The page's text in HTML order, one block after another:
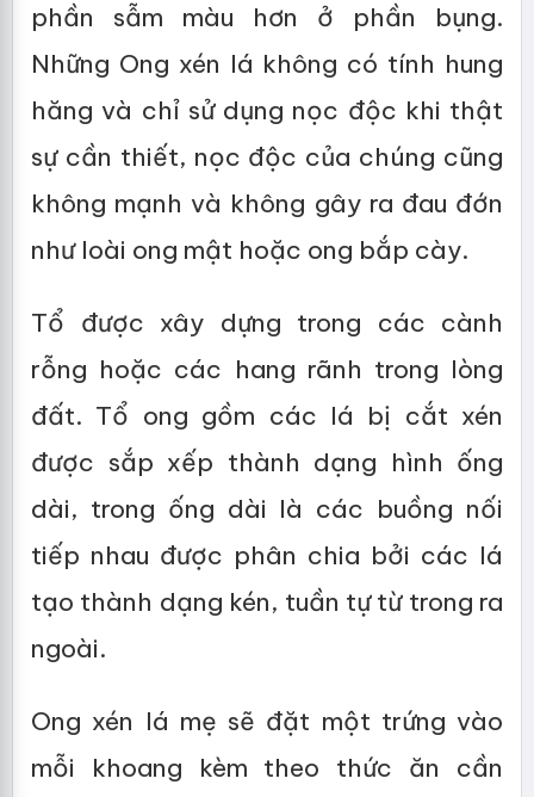
phần sẫm màu hơn ở phần bụng.
Những Ong xén lá không có tính hung
hăng và chỉ sử dụng nọc độc khi thật
sự cần thiết, nọc độc của chúng cũng
không mạnh và không gây ra đau đớn
như loài ong mật hoặc ong bắp cày.
Tổ được xây dựng trong các cành
rỗng hoặc các hang rãnh trong lòng
đất. Tổ ong gồm các lá bị cắt xén
được sắp xếp thành dạng hình ống
dài, trong ống dài là các buồng nối
tiếp nhau được phân chia bởi các lá
tạo thành dạng kén, tuần tự từ trong ra
ngoài.
Ong xén lá mẹ sẽ đặt một trứng vào
mỗi khoang kèm theo thức ăn cần